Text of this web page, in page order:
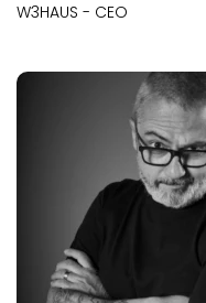
W3HAUS - CEO